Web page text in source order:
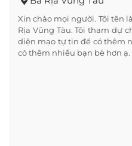
Xin chào mọi người. Tôi tên
Rịa Vũng Tàu. Tôi tham dự
diện mạo tự tin để có thêm
có thêm nhiều bạn bè hơn ạ.